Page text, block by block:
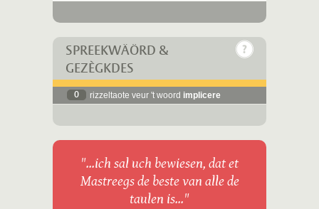
SPREEKWÄÖRD &
GEZÈGKDES
0 rizzeltaote veur 't woord implicere
"...ich sal uch bewiesen, dat et
Mastreegs de beste van alle de
taulen is..."